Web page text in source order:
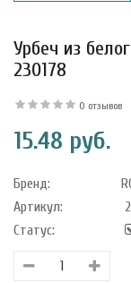
в
Урбеч из
230178
0 отзывов
15.48 руб.
Бренд:
Артикул:
Статус: